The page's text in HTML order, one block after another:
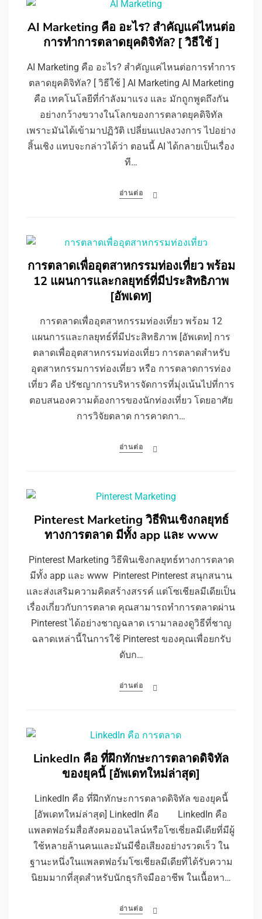
AI Marketing คือ อะไร? สำคัญแค่ไหนต่อ
การทำการตลาดยุคดิจิทัล? [ วิธีใช้ ]
AI Marketing คือ อะไร? สำคัญแค่ไหนต่อการทำการ
ตลาดยุคดิจิทัล? [ วิธีใช้ ] AI Marketing AI Marketing
คือ เทคโนโลยีที่กำลังมาแรง และ มักถูกพูดถึงกัน
อย่างกว้างขวางในโลกของการตลาดยุคดิจิทัล
เพราะมันได้เข้ามาปฏิวัติ เปลี่ยนแปลงวงการ ไปอย่าง
สิ้นเชิง แทบจะกล่าวได้ว่า ตอนนี้ AI ได้กลายเป็นเรื่อง
ที…
อ่านต่อ
การตลาดเพื่ออุตสาหกรรมท่องเที่ยว พร้อม
12 แผนการและกลยุทธ์ที่มีประสิทธิภาพ
[อัพเดท]
การตลาดเพื่ออุตสาหกรรมท่องเที่ยว พร้อม 12
แผนการและกลยุทธ์ที่มีประสิทธิภาพ [อัพเดท] การ
ตลาดเพื่ออุตสาหกรรมท่องเที่ยว การตลาดสำหรับ
อุตสาหกรรมการท่องเที่ยว หรือ การตลาดการท่อง
เที่ยว คือ ปรัชญาการบริหารจัดการที่มุ่งเน้นไปที่การ
ตอบสนองความต้องการของนักท่องเที่ยว โดยอาศัย
การวิจัยตลาด การคาดกา…
อ่านต่อ
Pinterest Marketing วิธีพินเชิงกลยุทธ์
ทางการตลาด มีทั้ง app และ www
Pinterest Marketing วิธีพินเชิงกลยุทธ์ทางการตลาด
มีทั้ง app และ www Pinterest Pinterest สนุกสนาน
และส่งเสริมความคิดสร้างสรรค์ แต่โซเชียลมีเดียเป็น
เรื่องเกี่ยวกับการตลาด คุณสามารถทำการตลาดผ่าน
Pinterest ได้อย่างชาญฉลาด เรามาลองดูวิธีที่ชาญ
ฉลาดเหล่านี้ในการใช้ Pinterest ของคุณเพื่อยกรับ
ดับก…
อ่านต่อ
LinkedIn คือ ที่ฝึกทักษะการตลาดดิจิทัล
ของยุคนี้ [อัพเดทใหม่ล่าสุด]
LinkedIn คือ ที่ฝึกทักษะการตลาดดิจิทัล ของยุคนี้
[อัพเดทใหม่ล่าสุด] LinkedIn คือ LinkedIn คือ
แพลตฟอร์มสื่อสังคมออนไลน์หรือโซเชี่ยลมีเดียที่มีผู้
ใช้หลายล้านคนและมันมีชื่อเสียงอย่างรวดเร็ว ใน
ฐานะหนึ่งในแพลตฟอร์มโซเชียลมีเดียที่ได้รับความ
นิยมมากที่สุดสำหรับนักธุรกิจมืออาชีพ ในเนื้อหา…
อ่านต่อ